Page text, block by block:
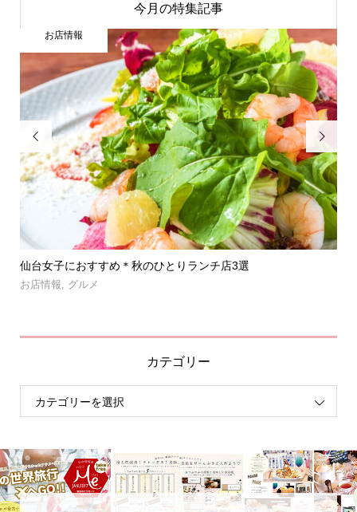
今月の特集記事

仙台女子におすすめ＊秋のひとりランチ店3選
お店情報 グルメ
お店情報

カテゴリー